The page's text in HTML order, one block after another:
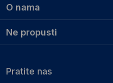
O nama
Ne propusti
Pratite nas